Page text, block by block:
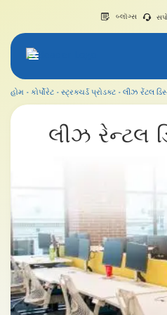
બ્લૉગ્સ
હોમ કોર્પોરેટ સ્ટ્રક્ચર્ડ પ્રોડક્ટ લીઝ રેંટલ
લીઝ રેન્ટલ
લીઝ રેંટલ ડિસ્કાઉન્ટ